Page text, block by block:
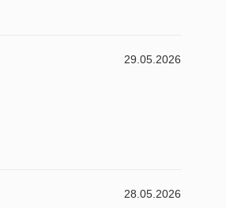
29.05.2026
28.05.2026